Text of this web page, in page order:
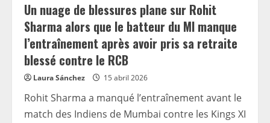
d’information
The
Crime
Desk…
et
son
sinistre
lien
avec
Hollywood.
Un nuage de blessures plane sur Rohit
Sharma alors que le batteur du MI manque
l’entraînement après avoir pris sa retraite
blessé contre le RCB
Laura Sánchez 15 abril 2026
Rohit Sharma a manqué l’entraînement avant le
match des Indiens de Mumbai contre les Kings XI